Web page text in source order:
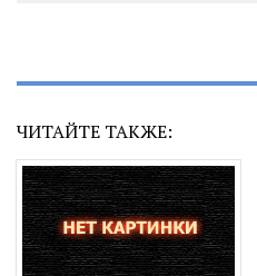
ЧИТАЙТЕ ТАКЖЕ: